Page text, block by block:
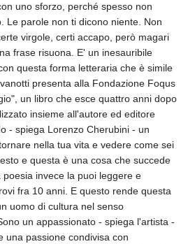
uno sforzo, perché spesso non
Le parole non ti dicono niente. Non
virgole, certi accapo, però magari
frase risuona. E' un inesauribile
questa forma letteraria che è simile
presenta alla Fondazione Foqus
un libro che esce quattro anni dopo
insieme all'autore ed editore
spiega Lorenzo Cherubini - un
nella tua vita e vedere come sei
e questa è una cosa che succede
invece la puoi leggere e
fra 10 anni. E questo rende questa
uomo di cultura nel senso
un appassionato - spiega l'artista -
una passione condivisa con